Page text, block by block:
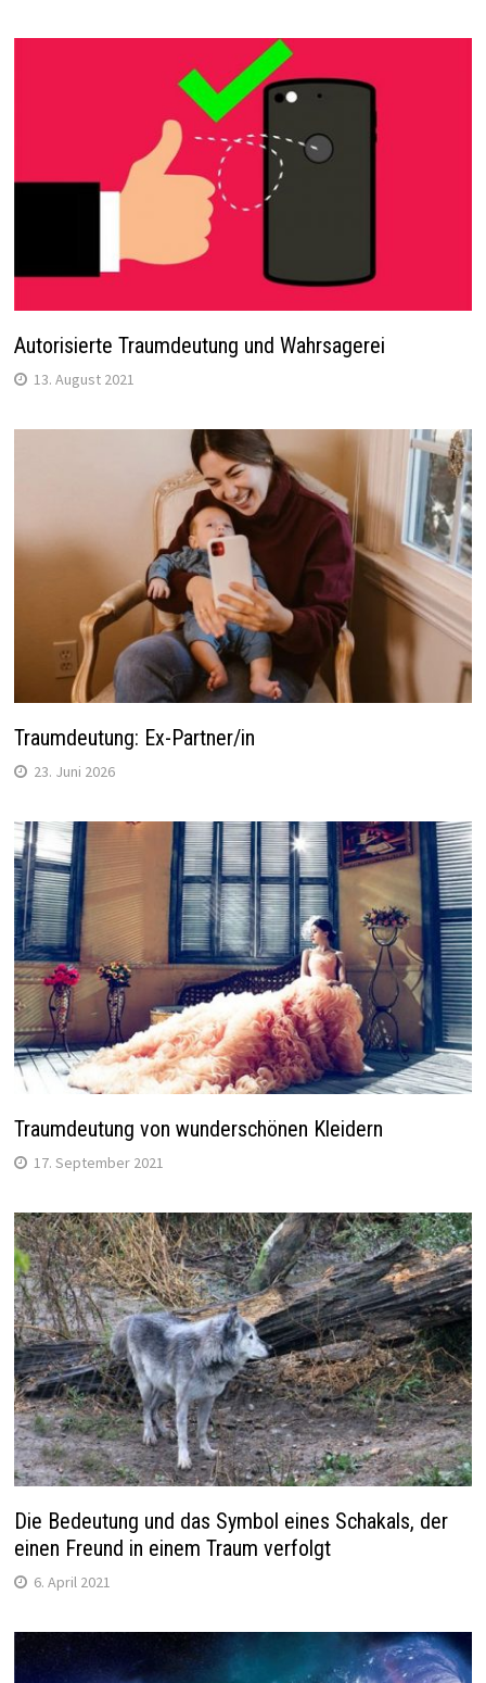
Autorisierte Traumdeutung und Wahrsagerei
13. August 2021
Traumdeutung: Ex-Partner/in
23. Juni 2026
Traumdeutung von wunderschönen Kleidern
17. September 2021
Die Bedeutung und das Symbol eines Schakals, der
einen Freund in einem Traum verfolgt
6. April 2021